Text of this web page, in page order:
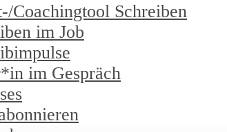
Coachingtool Schreiben
im Job
im Gespräch